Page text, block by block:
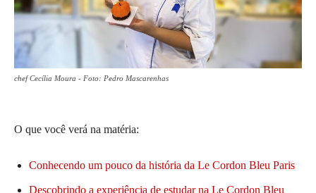
chef Cecília Moura - Foto: Pedro Mascarenhas
O que você verá na matéria:
Conhecendo um pouco da história da Le Cordon Bleu Paris
Descobrindo a experiência de estudar na Le Cordon Bleu